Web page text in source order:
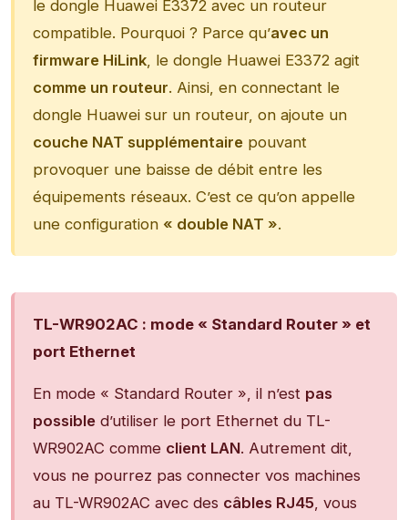
le dongle Huawei E3372 avec un routeur
compatible. Pourquoi ? Parce qu’avec un
firmware HiLink, le dongle Huawei E3372 agit
comme un routeur. Ainsi, en connectant le
dongle Huawei sur un routeur, on ajoute un
couche NAT supplémentaire pouvant
provoquer une baisse de débit entre les
équipements réseaux. C’est ce qu’on appelle
une configuration « double NAT ».
TL-WR902AC : mode « Standard Router » et
port Ethernet
En mode « Standard Router », il n’est pas
possible d’utiliser le port Ethernet du TL-
WR902AC comme client LAN. Autrement dit,
vous ne pourrez pas connecter vos machines
au TL-WR902AC avec des câbles RJ45, vous